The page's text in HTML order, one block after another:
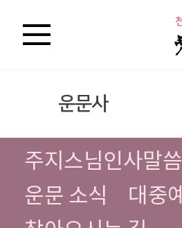
운문사
주지스님인사말씀
운문 소식
대중